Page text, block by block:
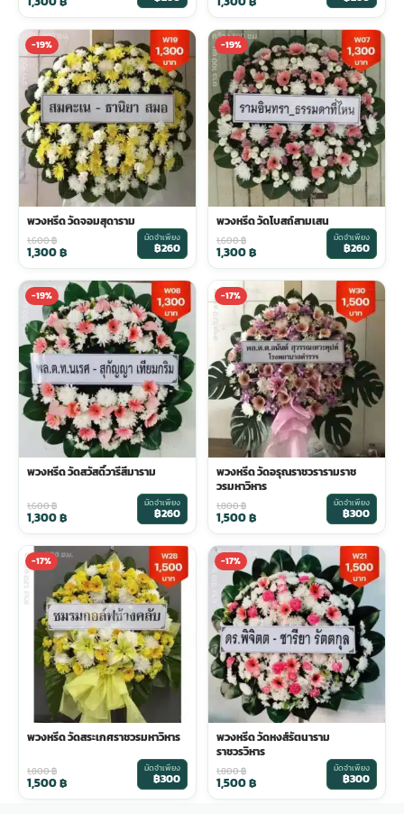
-19%
พวงหรีด วัดจอมสุดาราม
1,600฿
1,300฿
มัดจำเพียง
฿260
-19%
พวงหรีด วัดโบสถ์สามเสน
1,600฿
1,300฿
มัดจำเพียง
฿260
-19%
พวงหรีด วัดสวัสดิ์วารีสีมาราม
1,600฿
1,300฿
มัดจำเพียง
฿260
-17%
พวงหรีด วัดอรุณราชวรารามราช
วรมหาวิหาร
1,800฿
1,500฿
มัดจำเพียง
฿300
-17%
พวงหรีด วัดสระเกศราชวรมหาวิหาร
1,800฿
1,500฿
มัดจำเพียง
฿300
-17%
พวงหรีด วัดหงส์รัตนาราม
ราชวรวิหาร
1,800฿
1,500฿
มัดจำเพียง
฿300